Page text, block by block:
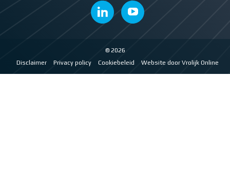
© 2026
Disclaimer
Privacy policy Cookiebeleid Website door Vrolijk Online